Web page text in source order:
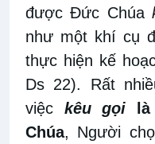
được Đức Chúa
như một khí cụ
thực hiện kế
Ds 22). Rất
việc kêu gọi là
Chúa, Người